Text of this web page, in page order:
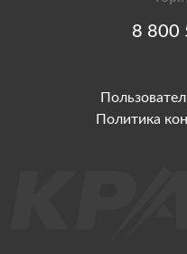
8 800
Политика